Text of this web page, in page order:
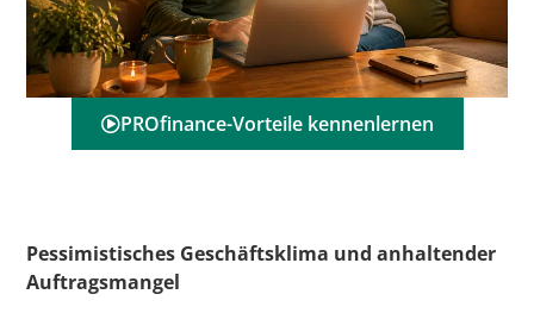
PROfinance-Vorteile kennenlernen
Pessimistisches Geschäftsklima und anhaltender
Auftragsmangel